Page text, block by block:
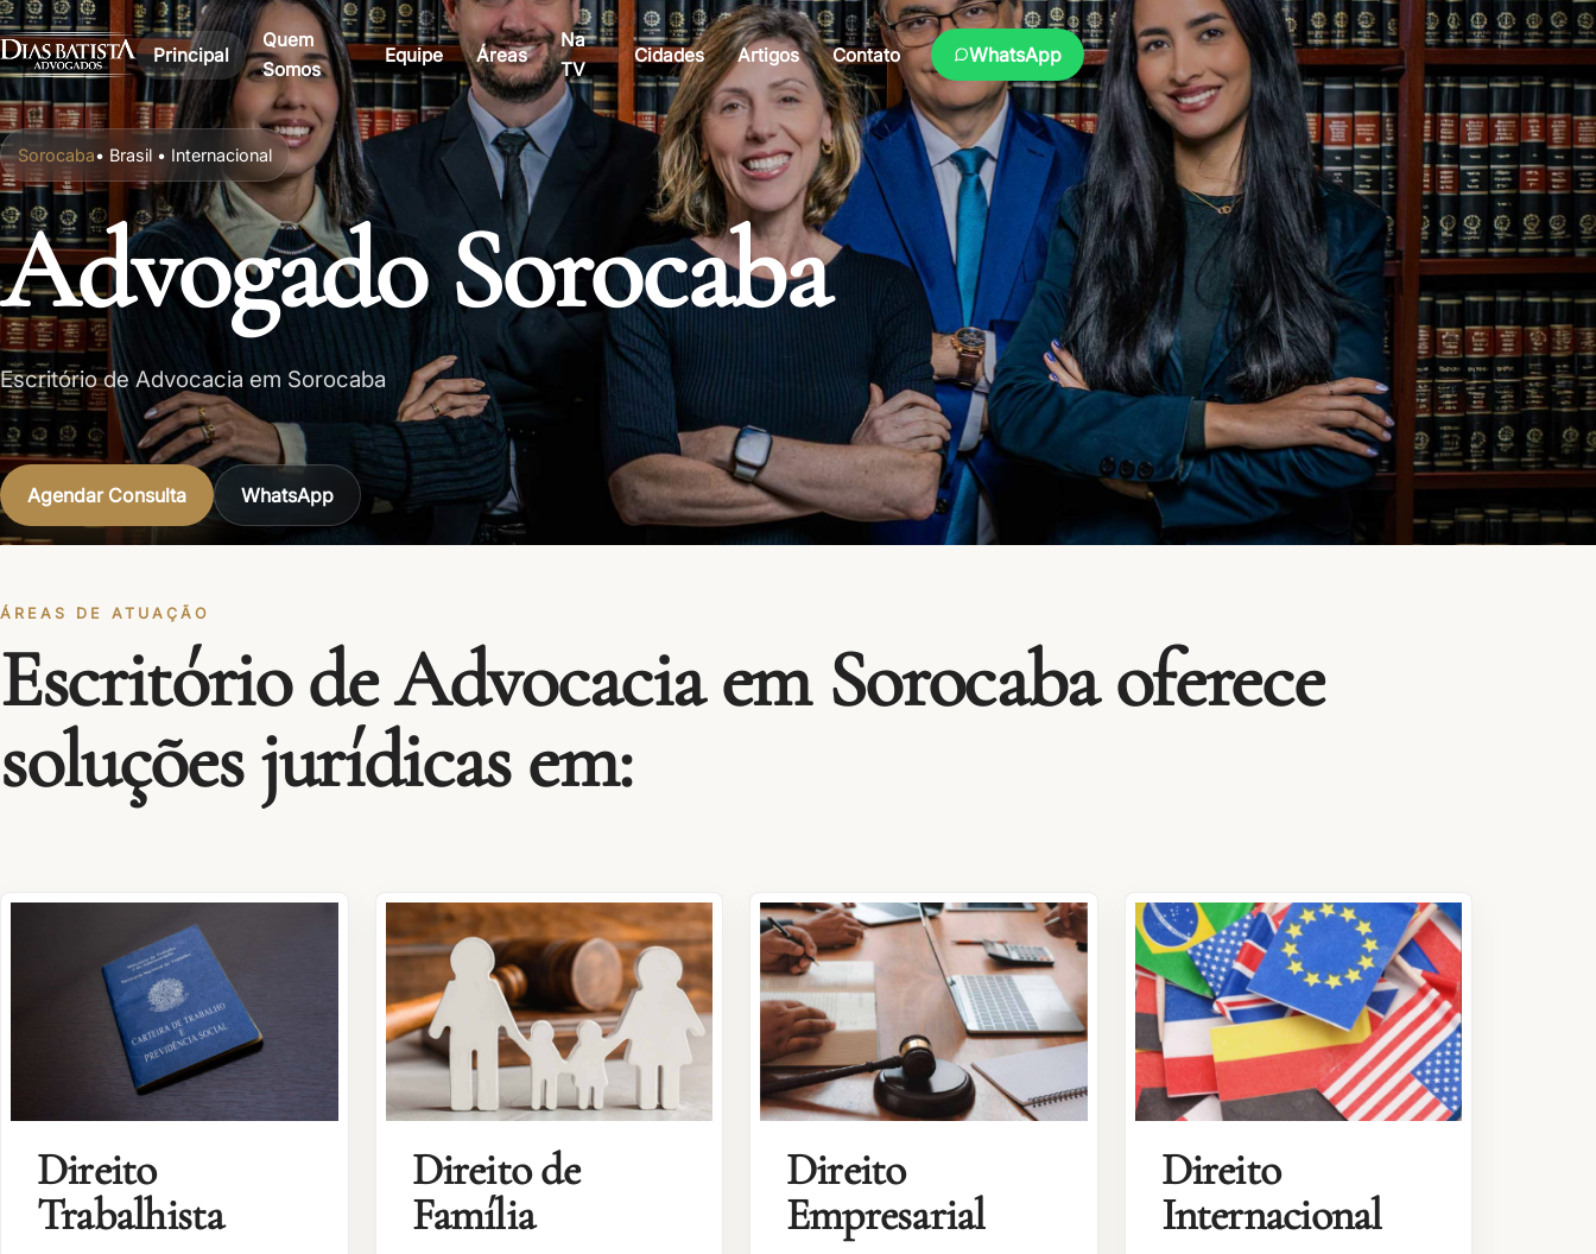
Principal
Quem
Somos
Equipe Áreas
Na
TV
Cidades Artigos Contato WhatsApp
Sorocaba• Brasil • Internacional
Advogado Sorocaba
Escritório de Advocacia em Sorocaba
Agendar Consulta WhatsApp
ÁREAS DE ATUAÇÃO
Escritório de Advocacia em Sorocaba oferece
soluções jurídicas em:
Direito
Trabalhista
Direito de
Família
Direito
Empresarial
Direito
Internacional